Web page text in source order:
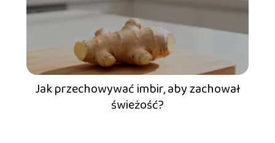
Jak przechowywać imbir, aby zachował
świeżość?